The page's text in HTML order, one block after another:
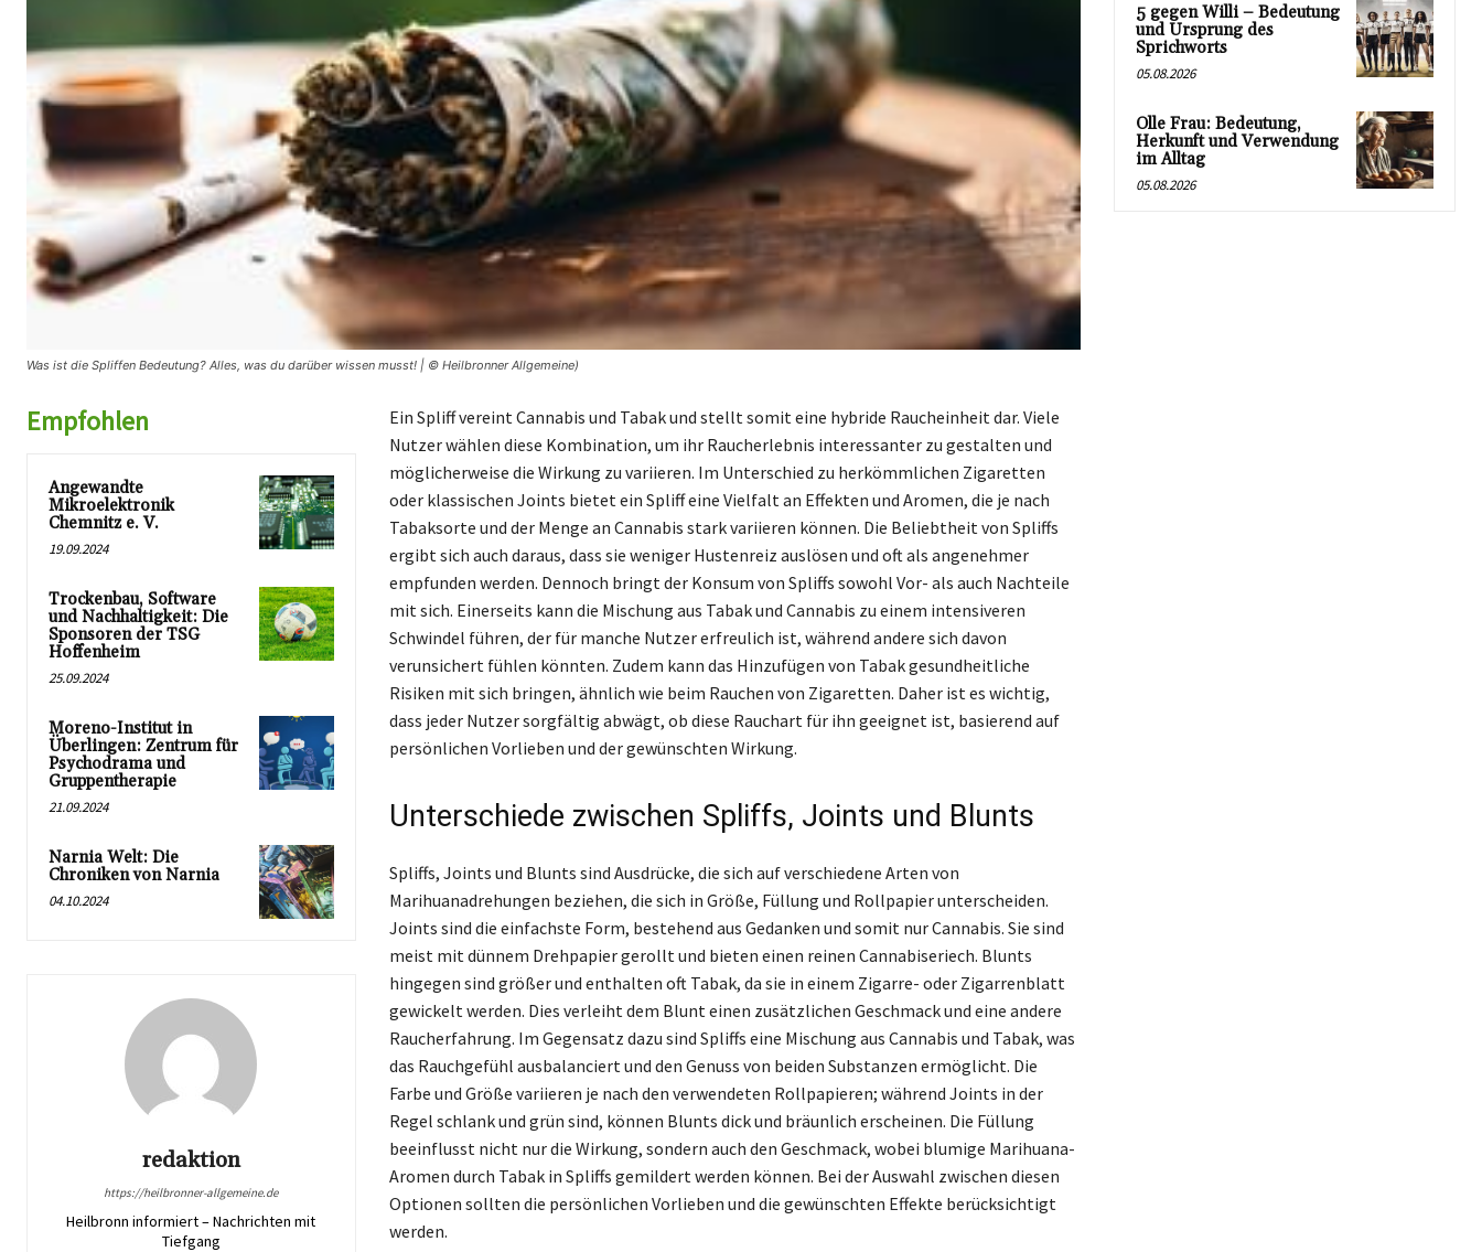
Was ist die Spliffen Bedeutung? Alles, was du darüber wissen musst! | © Heilbronner Allgemeine)
Empfohlen
Angewandte
Mikroelektronik
Chemnitz e. V.
19.09.2024
Trockenbau, Software
und Nachhaltigkeit: Die
Sponsoren der TSG
Hoffenheim
25.09.2024
Moreno-Institut in
Überlingen: Zentrum für
Psychodrama und
Gruppentherapie
21.09.2024
Narnia Welt: Die
Chroniken von Narnia
04.10.2024
redaktion
https://heilbronner-allgemeine.de
Heilbronn informiert – Nachrichten mit
Tiefgang
Ein Spliff vereint Cannabis und Tabak und stellt somit eine hybride Raucheinheit dar. Viele
Nutzer wählen diese Kombination, um ihr Raucherlebnis interessanter zu gestalten und
möglicherweise die Wirkung zu variieren. Im Unterschied zu herkömmlichen Zigaretten
oder klassischen Joints bietet ein Spliff eine Vielfalt an Effekten und Aromen, die je nach
Tabaksorte und der Menge an Cannabis stark variieren können. Die Beliebtheit von Spliffs
ergibt sich auch daraus, dass sie weniger Hustenreiz auslösen und oft als angenehmer
empfunden werden. Dennoch bringt der Konsum von Spliffs sowohl Vor- als auch Nachteile
mit sich. Einerseits kann die Mischung aus Tabak und Cannabis zu einem intensiveren
Schwindel führen, der für manche Nutzer erfreulich ist, während andere sich davon
verunsichert fühlen könnten. Zudem kann das Hinzufügen von Tabak gesundheitliche
Risiken mit sich bringen, ähnlich wie beim Rauchen von Zigaretten. Daher ist es wichtig,
dass jeder Nutzer sorgfältig abwägt, ob diese Rauchart für ihn geeignet ist, basierend auf
persönlichen Vorlieben und der gewünschten Wirkung.
Unterschiede zwischen Spliffs, Joints und Blunts
Spliffs, Joints und Blunts sind Ausdrücke, die sich auf verschiedene Arten von
Marihuanadrehungen beziehen, die sich in Größe, Füllung und Rollpapier unterscheiden.
Joints sind die einfachste Form, bestehend aus Gedanken und somit nur Cannabis. Sie sind
meist mit dünnem Drehpapier gerollt und bieten einen reinen Cannabiseriech. Blunts
hingegen sind größer und enthalten oft Tabak, da sie in einem Zigarre- oder Zigarrenblatt
gewickelt werden. Dies verleiht dem Blunt einen zusätzlichen Geschmack und eine andere
Raucherfahrung. Im Gegensatz dazu sind Spliffs eine Mischung aus Cannabis und Tabak, was
das Rauchgefühl ausbalanciert und den Genuss von beiden Substanzen ermöglicht. Die
Farbe und Größe variieren je nach den verwendeten Rollpapieren; während Joints in der
Regel schlank und grün sind, können Blunts dick und bräunlich erscheinen. Die Füllung
beeinflusst nicht nur die Wirkung, sondern auch den Geschmack, wobei blumige Marihuana-
Aromen durch Tabak in Spliffs gemildert werden können. Bei der Auswahl zwischen diesen
Optionen sollten die persönlichen Vorlieben und die gewünschten Effekte berücksichtigt
werden.
5 gegen Willi – Bedeutung
und Ursprung des
Sprichworts
05.08.2026
Olle Frau: Bedeutung,
Herkunft und Verwendung
im Alltag
05.08.2026